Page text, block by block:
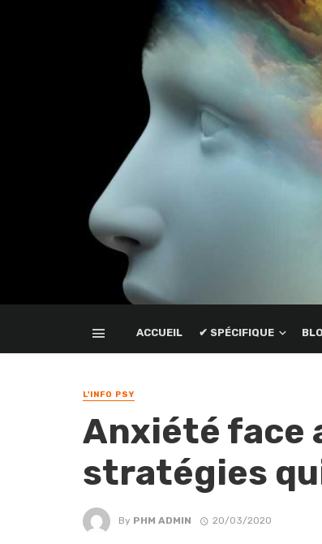
ACCUEIL ✔ SPÉCIFIQUE
L'INFO PSY
Anxiété face
stratégies
By PHM ADMIN 20/03/2020